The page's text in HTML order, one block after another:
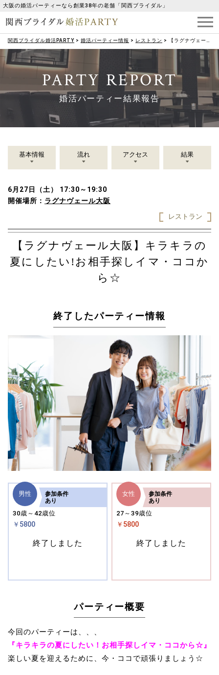
大阪の婚活パーティーなら創業38年の老舗「関西ブライダル」
関西ブライダル婚活PARTY > 婚活パーティー情報 > レストラン > 【ラグナヴェール大阪】キラキラの夏にしたい!お相手探しイマ・ココから☆
PARTY REPORT
婚活パーティー結果報告
基本情報 流れ アクセス 結果
6月27日（土） 17:30～19:30
開催場所： ラグナヴェール大阪
レストラン
【ラグナヴェール大阪】キラキラの
夏にしたい!お相手探しイマ・ココか
ら☆
終了したパーティー情報
男性
30歳～42歳位
￥5800
参加条件
あり
終了しました
女性
27～39歳位
￥5800
参加条件
あり
終了しました
パーティー概要
今回のパーティーは、、、
『キラキラの夏にしたい！お相手探しイマ・ココから☆』
楽しい夏を迎えるために、今・ココで頑張りましょう☆